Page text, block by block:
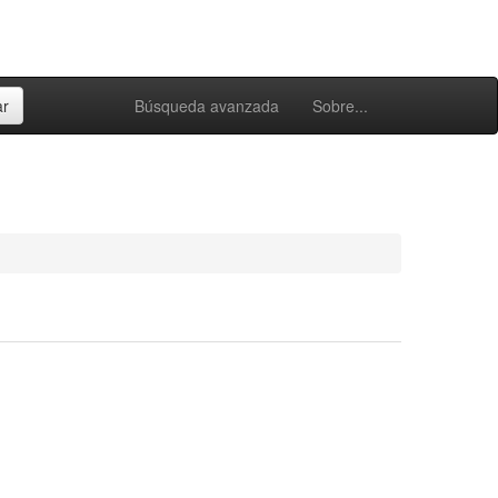
Búsqueda avanzada Sobre...